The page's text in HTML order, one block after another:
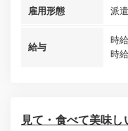
雇用形態 派
給与
時
時
見て・食べて美味